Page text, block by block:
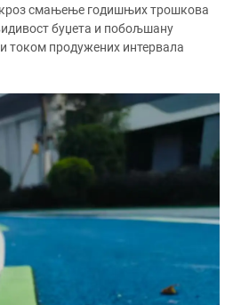
кроз смањење годишњих трошкова
буџета и побољшану
током продужених интервала